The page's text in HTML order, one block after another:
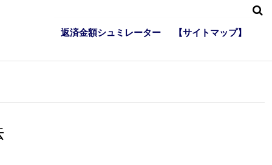
返済金額シュミレーター 【サイトマップ】